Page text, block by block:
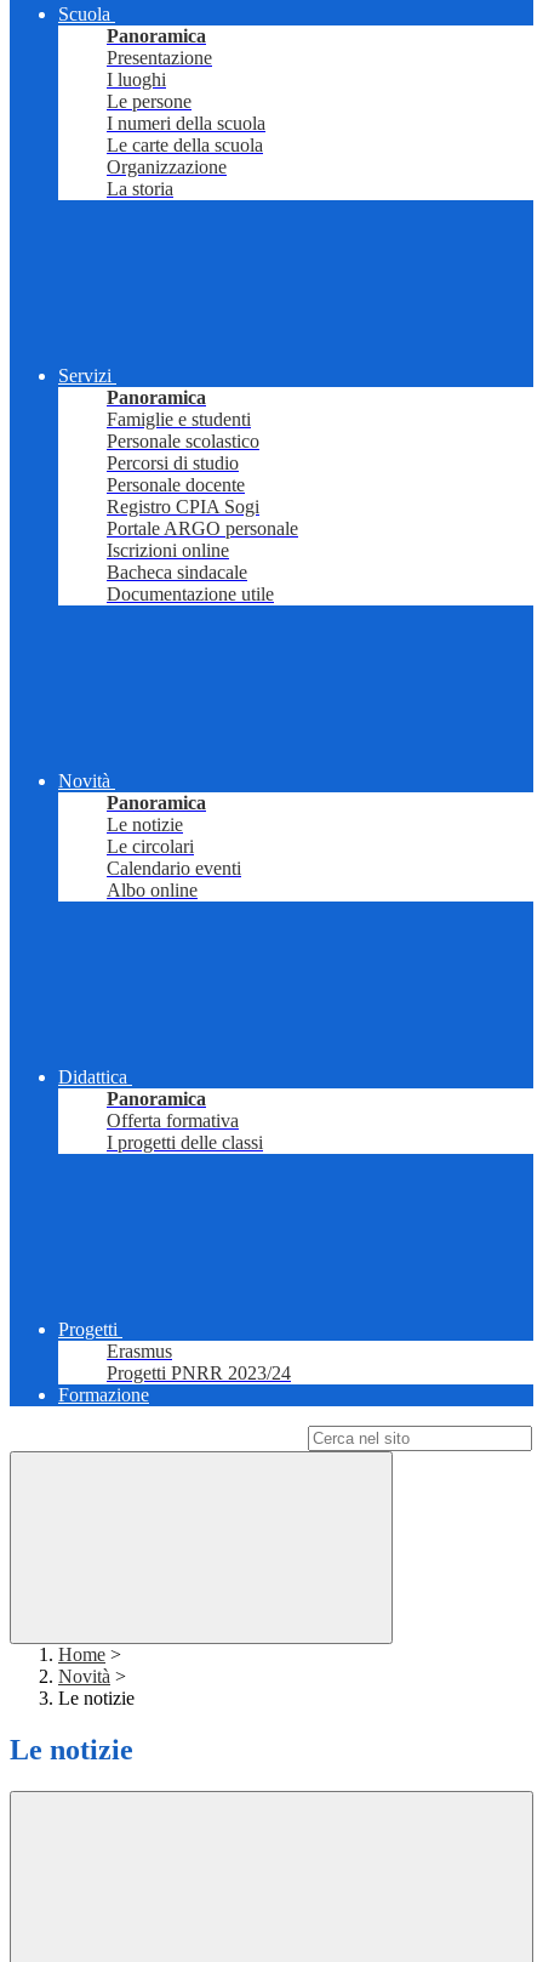
Scuola
Panoramica
Presentazione
I luoghi
Le persone
I numeri della scuola
Le carte della scuola
Organizzazione
La storia
Servizi
Panoramica
Famiglie e studenti
Personale scolastico
Percorsi di studio
Personale docente
Registro CPIA Sogi
Portale ARGO personale
Iscrizioni online
Bacheca sindacale
Documentazione utile
Novità
Panoramica
Le notizie
Le circolari
Calendario eventi
Albo online
Didattica
Panoramica
Offerta formativa
I progetti delle classi
Progetti
Erasmus
Progetti PNRR 2023/24
Formazione
Home >
Novità >
Le notizie
Le notizie